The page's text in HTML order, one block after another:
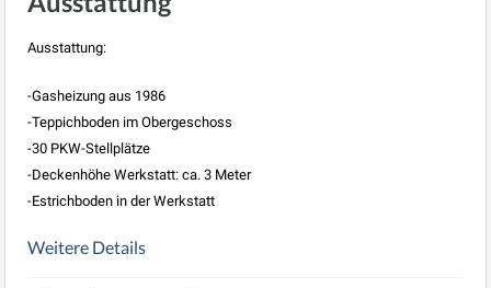
Ausstattung:
-Gasheizung aus 1986
-Teppichboden im Obergeschoss
-30 PKW-Stellplätze
-Deckenhöhe Werkstatt: ca. 3 Meter
-Estrichboden in der Werkstatt
Weitere Details